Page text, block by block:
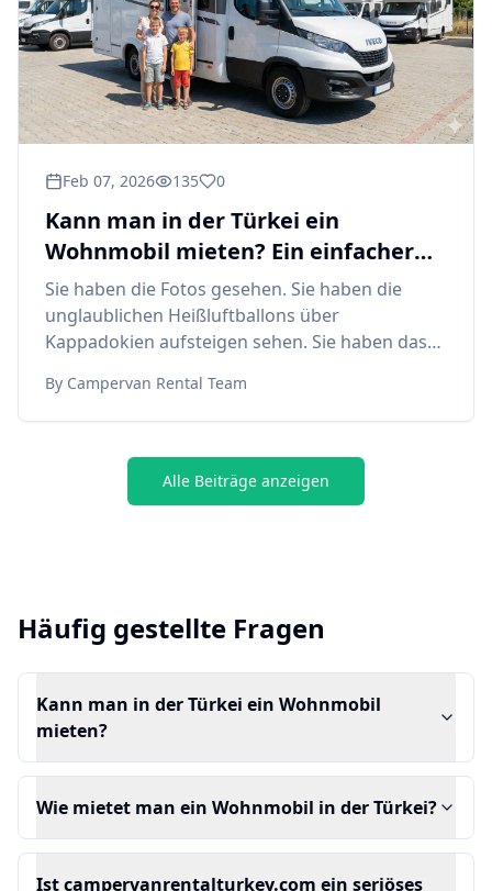
Feb 07, 2026 135 0
Kann man in der Türkei ein
Wohnmobil mieten? Ein einfacher
Leitfaden für Erstbesucher
Sie haben die Fotos gesehen. Sie haben die
unglaublichen Heißluftballons über
Kappadokien aufsteigen sehen. Sie haben das
By Campervan Rental Team
Alle Beiträge anzeigen
Häufig gestellte Fragen
Kann man in der Türkei ein Wohnmobil
mieten?
Wie mietet man ein Wohnmobil in der Türkei?
Ist campervanrentalturkey.com ein seriöses